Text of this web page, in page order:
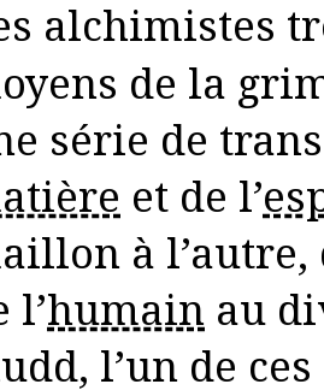
de la
série de
et de l’
à l’autre,
l’humain au
l’un de